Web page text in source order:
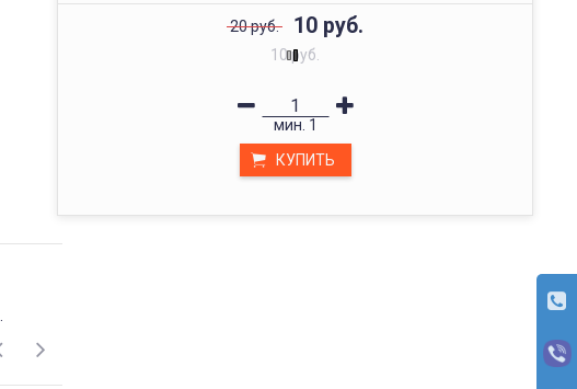
20 руб. 10 руб.
10 руб.
мин. 1
КУПИТЬ
Заказы отправляются с оплатой товаров при получении (с